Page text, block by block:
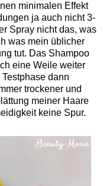
minimalen Effekt
ja auch nicht 3-
Spray nicht das, was
was mein üblicher
tut. Das Shampoo
eine Weile weiter
dann
trockener und
meiner Haare
keine Spur.